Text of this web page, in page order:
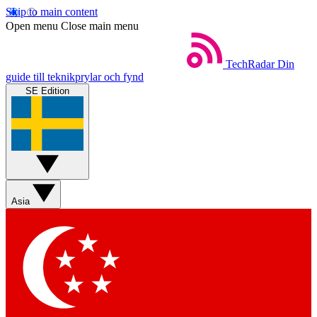
Skip to main content
Open menu Close main menu
TechRadar Din
guide till teknikprylar och fynd
SE Edition
Asia